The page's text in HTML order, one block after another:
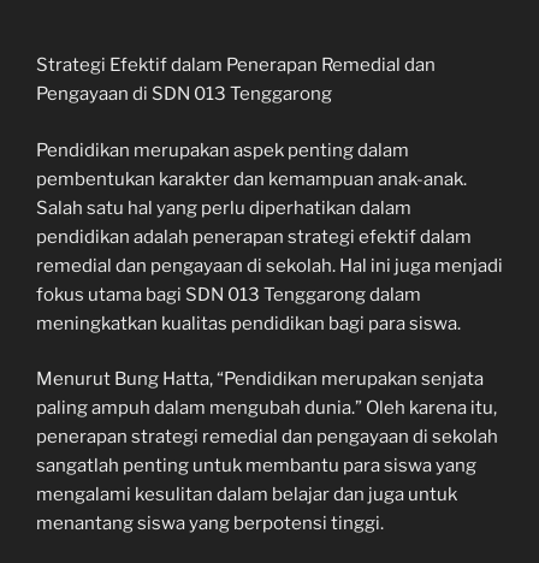
Strategi Efektif dalam Penerapan Remedial dan
Pengayaan di SDN 013 Tenggarong
Pendidikan merupakan aspek penting dalam
pembentukan karakter dan kemampuan anak-anak.
Salah satu hal yang perlu diperhatikan dalam
pendidikan adalah penerapan strategi efektif dalam
remedial dan pengayaan di sekolah. Hal ini juga menjadi
fokus utama bagi SDN 013 Tenggarong dalam
meningkatkan kualitas pendidikan bagi para siswa.
Menurut Bung Hatta, “Pendidikan merupakan senjata
paling ampuh dalam mengubah dunia.” Oleh karena itu,
penerapan strategi remedial dan pengayaan di sekolah
sangatlah penting untuk membantu para siswa yang
mengalami kesulitan dalam belajar dan juga untuk
menantang siswa yang berpotensi tinggi.